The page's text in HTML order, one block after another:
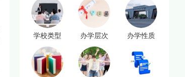
学校类型 办学层次 办学性质